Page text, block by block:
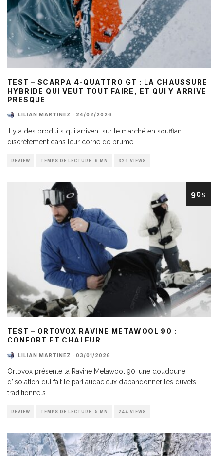
TEST – SCARPA 4-QUATTRO GT : LA CHAUSSURE
HYBRIDE QUI VEUT TOUT FAIRE, ET QUI Y ARRIVE
PRESQUE
LILIAN MARTINEZ · 24/02/2026
Il y a des produits qui arrivent sur le marché en soufflant
discrètement dans leur corne de brume.
REVIEW TEMPS DE LECTURE: 6 MN 329 VIEWS
90%
TEST – ORTOVOX RAVINE METAWOOL 90 :
CONFORT ET CHALEUR
LILIAN MARTINEZ · 03/01/2026
Ortovox présente la Ravine Metawool 90, une doudoune
d’isolation qui fait le pari audacieux d’abandonner les duvets
traditionnels...
REVIEW TEMPS DE LECTURE: 5 MN 244 VIEWS